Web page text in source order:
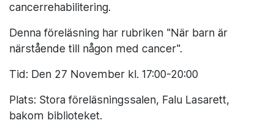
cancerrehabilitering.
Denna föreläsning har rubriken "När barn är
närstående till någon med cancer".
Tid: Den 27 November kl. 17:00-20:00
Plats: Stora föreläsningssalen, Falu Lasarett,
bakom biblioteket.